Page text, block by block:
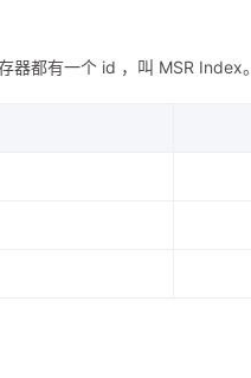
器都有一个 id ，叫 MSR Index。